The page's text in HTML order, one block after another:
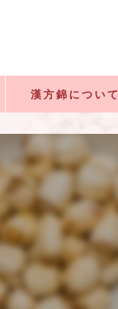
コミ情報
漢方錦について